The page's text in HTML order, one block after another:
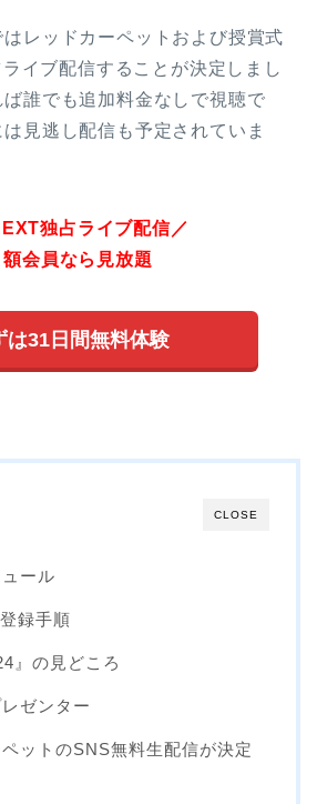
レッドカーペットおよび授賞式
イブ配信することが決定しまし
誰でも追加料金なしで視聴で
見逃し配信も予定されていま
独占ライブ配信／
額会員なら見放題
は31日間無料体験
CLOSE
ール
録手順
』の見どころ
ゼンター
ットのSNS無料生配信が決定